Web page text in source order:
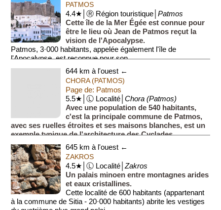
PATMOS
4.4★│Ⓡ Région touristique│Patmos
Cette île de la Mer Égée est connue pour
être le lieu où Jean de Patmos reçut la
vision de l'Apocalypse.
Patmos, 3·000 habitants, appelée également l'île de
l'Apocalypse, est reconnue pour son...
644 km à l'ouest ←
CHORA (PATMOS)
Page de: Patmos
5.5★│Ⓛ Localité│Chora (Patmos)
Avec une population de 540 habitants,
c'est la principale commune de Patmos,
avec ses ruelles étroites et ses maisons blanches, est un
exemple typique de l'architecture des Cyclades.
Lors de votre ...
645 km à l'ouest ←
ZAKROS
4.5★│Ⓛ Localité│Zakros
Un palais minoen entre montagnes arides
et eaux cristallines.
Cette localité de 600 habitants (appartenant
à la commune de Sitia - 20·000 habitants) abrite les vestiges